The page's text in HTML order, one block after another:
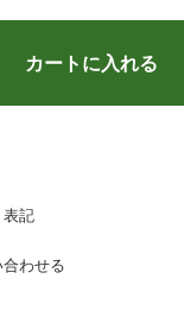
カートに入れる
表記
わせる